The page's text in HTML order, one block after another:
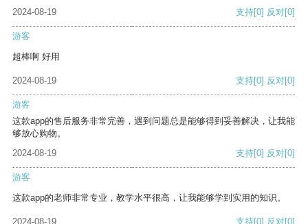
2024-08-19
支持[0] 反对[0]
游客
超棒啊 好用
2024-08-19 支持[0] 反对[0]
游客
这款app的售后服务非常完善，遇到问题总是能够得到妥善解决，让我能
够放心购物。
2024-08-19
支持[0] 反对[0]
游客
这款app的老师非常专业，教学水平很高，让我能够学到实用的知识。
2024-08-19 支持[0] 反对[0]